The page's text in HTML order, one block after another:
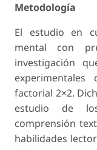
Metodología
El estudio en
mental con
investigación
factorial 2×2.
estudio de
comprensión
habilidades